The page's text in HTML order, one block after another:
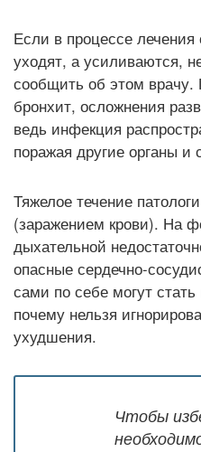
Если в процессе
уходят, а усиливаются,
сообщить об этом врачу.
бронхит, осложнения
ведь инфекция
поражая другие органы и
Тяжелое течение
(заражением крови). На
дыхательной
опасные сердечно-
сами по себе могут
почему нельзя
ухудшения.
Чтобы